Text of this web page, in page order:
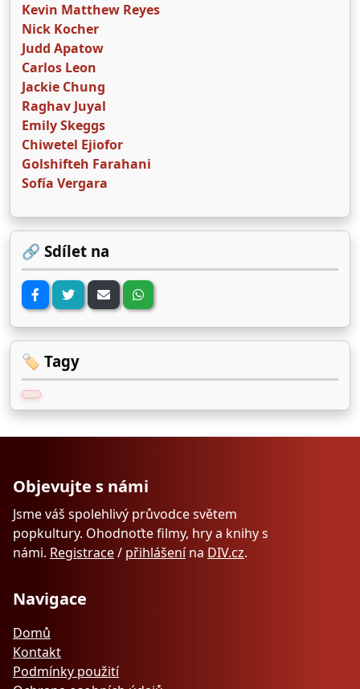
Kevin Matthew Reyes
Nick Kocher
Judd Apatow
Carlos Leon
Jackie Chung
Raghav Juyal
Emily Skeggs
Chiwetel Ejiofor
Golshifteh Farahani
Sofía Vergara
🔗 Sdílet na
🏷️ Tagy
Objevujte s námi
Jsme váš spolehlivý průvodce světem
popkultury. Ohodnoťte filmy, hry a knihy s
námi. Registrace/ přihlášenína DIV.cz.
Navigace
Domů
Kontakt
Podmínky použití